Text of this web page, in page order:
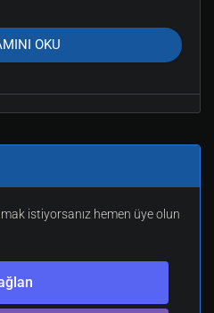
(Katılım Garanti Bedeli)
- de_inferno - de_mirage -
v2 CS:GO Edition
OKU
istiyorsanız hemen üye olun